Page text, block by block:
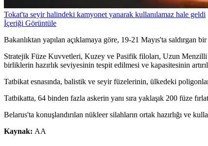
Tokat'ta seyir halindeki kamyonet yanarak kullanılamaz hale geldi
İçeriği Görüntüle
Bakanlıktan yapılan açıklamaya göre, 19-21 Mayıs'ta saldırgan
Stratejik Füze Kuvvetleri, Kuzey ve Pasifik filoları, Uzun Menzilli
birliklerin hazırlık seviyesinin tespit edilmesi ve kapasitesinin
Tatbikat esnasında, balistik ve seyir füzelerinin, ülkedeki
Tatbikatta, 64 binden fazla askerin yanı sıra yaklaşık 200 füze
Belarus'ta konuşlandırılan nükleer silahların ortak hazırlığı ve
Kaynak: AA